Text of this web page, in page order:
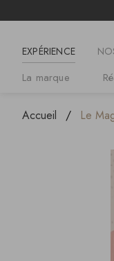
EXPÉRIENCE
La marque
Accueil Le